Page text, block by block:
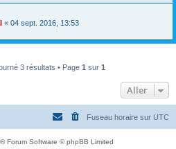
« 04 sept. 2016, 13:53
3 résultats • Page 1 sur 1
Aller
Fuseau horaire sur UTC
® Forum Software © phpBB Limited